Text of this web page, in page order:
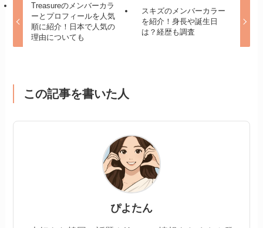
Treasureのメンバーカラ
ーとプロフィールを人気
順に紹介！日本で人気の
理由についても
スキズのメンバーカラー
を紹介！身長や誕生日
は？経歴も調査
この記事を書いた人
ぴよたん